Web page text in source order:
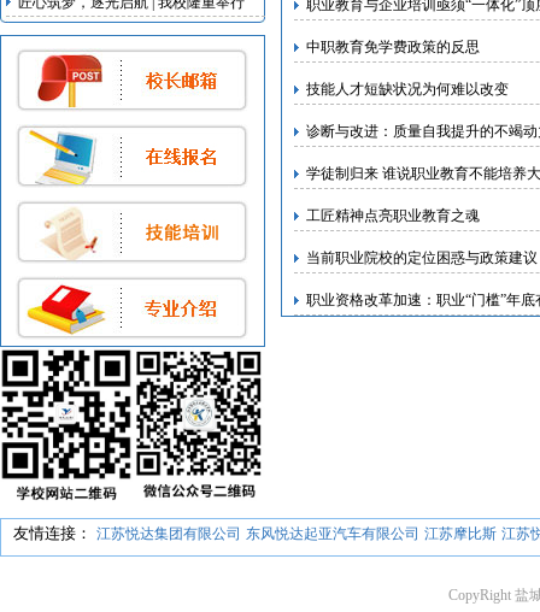
动者权益的专门规章
2026届毕业典礼暨实习欢送会
职业教育与企业培训亟须“一体化”顶
中职教育免学费政策的反思
技能人才短缺状况为何难以改变
诊断与改进：质量自我提升的不竭
学徒制归来 谁说职业教育不能培养
工匠精神点亮职业教育之魂
当前职业院校的定位困惑与政策建议
职业资格改革加速：职业“门槛”年
友情连接： 江苏悦达集团有限公司 东风悦达起亚汽车有限公司 江苏摩比斯 江苏
CopyRight 盐